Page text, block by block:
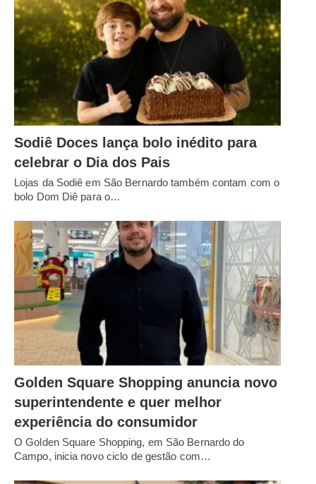
Sodiê Doces lança bolo inédito para
celebrar o Dia dos Pais
Lojas da Sodiê em São Bernardo também contam com o
bolo Dom Diê para o…
Golden Square Shopping anuncia novo
superintendente e quer melhor
experiência do consumidor
O Golden Square Shopping, em São Bernardo do
Campo, inicia novo ciclo de gestão com…